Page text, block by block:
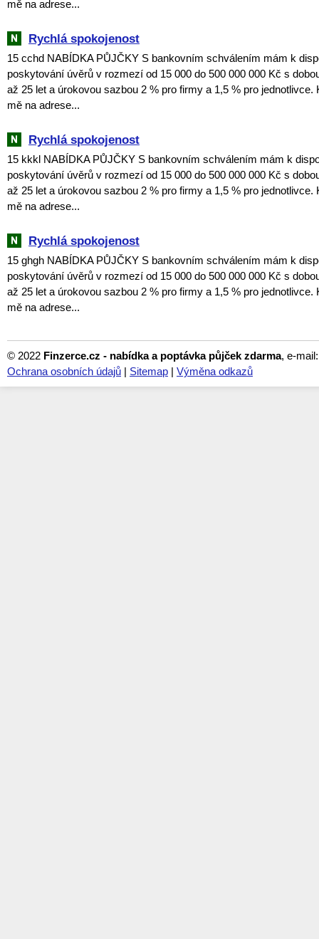
mě na adrese...
Rychlá spokojenost
15 cchd NABÍDKA PŮJČKY S bankovním schválením mám k
poskytování úvěrů v rozmezí od 15 000 do 500 000 000 Kč s
až 25 let a úrokovou sazbou 2 % pro firmy a 1,5 % pro jednotlivce.
mě na adrese...
Rychlá spokojenost
15 kkkl NABÍDKA PŮJČKY S bankovním schválením mám k
poskytování úvěrů v rozmezí od 15 000 do 500 000 000 Kč s
až 25 let a úrokovou sazbou 2 % pro firmy a 1,5 % pro jednotlivce.
mě na adrese...
Rychlá spokojenost
15 ghgh NABÍDKA PŮJČKY S bankovním schválením mám k
poskytování úvěrů v rozmezí od 15 000 do 500 000 000 Kč s
až 25 let a úrokovou sazbou 2 % pro firmy a 1,5 % pro jednotlivce.
mě na adrese...
© 2022 Finzerce.cz - nabídka a poptávka půjček zdarma, e-
Ochrana osobních údajů | Sitemap | Výměna odkazů